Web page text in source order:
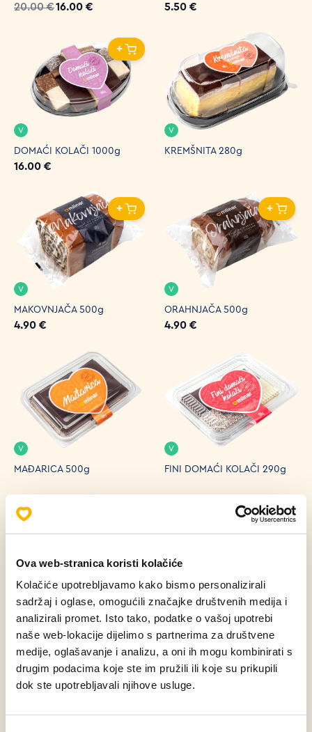
Ova web-stranica koristi kolačiće
Kolačiće upotrebljavamo kako bismo personalizirali
sadržaj i oglase, omogućili značajke društvenih medija i
analizirali promet. Isto tako, podatke o vašoj upotrebi
naše web-lokacije dijelimo s partnerima za društvene
medije, oglašavanje i analizu, a oni ih mogu kombinirati s
drugim podacima koje ste im pružili ili koje su prikupili
dok ste upotrebljavali njihove usluge.
20.00 €16.00 € 5.50 €
+
DOMAĆI KOLAČI 1000g
16.00 €
V
KREMŠNITA 280g
V
+
MAKOVNJAČA 500g
4.90 €
V
+
ORAHNJAČA 500g
4.90 €
V
MAĐARICA 500g
V
FINI DOMAĆI KOLAČI 290g
V
MIJEŠANI KOLAČI 500g
V
MIJEŠANI KOLAČI 1000g
V
+ +